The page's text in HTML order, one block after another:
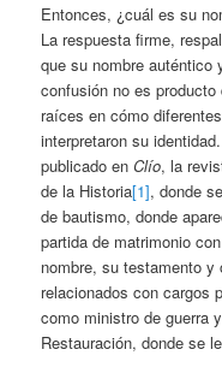
Entonces, ¿cuál es su
La respuesta firme,
que su nombre auténtico
confusión no es
raíces en cómo
interpretaron su
publicado enClío, la
de la Historia[1], donde
de bautismo, donde
partida de matrimonio
nombre, su testamento
relacionados con cargos
como ministro de guerra
Restauración, donde se